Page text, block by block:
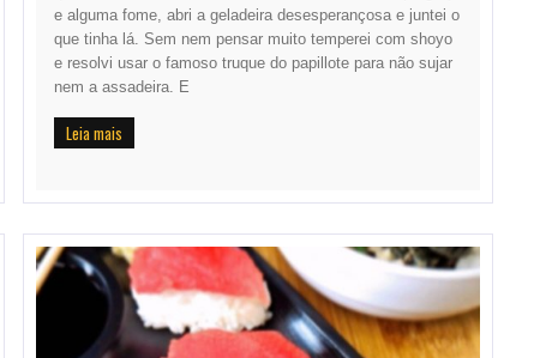
e alguma fome, abri a geladeira desesperançosa e juntei o
que tinha lá. Sem nem pensar muito temperei com shoyo
e resolvi usar o famoso truque do papillote para não sujar
nem a assadeira. E
Leia mais